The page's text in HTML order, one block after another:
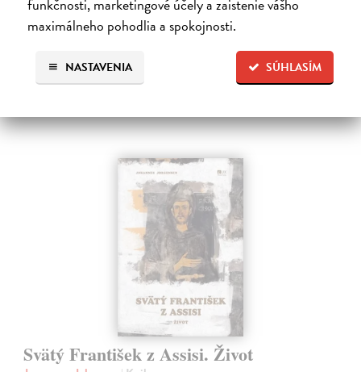
maximálneho pohodlia a spokojnosti.
SÚHLASÍM
NASTAVENIA
vrchu. Ako pravoverný rabín sa usiluje pozorne počúvať tohto nového
učiteľa a porovnáva jeho učenie s tým, čo hovorí židovská Tóra.
12,60 €
Svätý František z Assisi. Život